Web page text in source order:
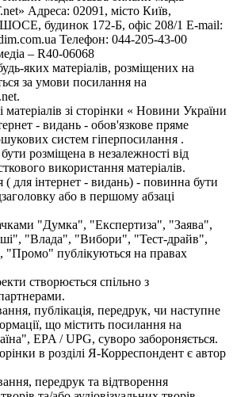
Адреса: 02091, місто Київ,
будинок 172-Б, офіс 208/1 E-mail:
Телефон: 044-205-43-00
– R40-06068
яких матеріалів, розміщених на
за умови посилання на
зі сторінки « Новини України
- видань - обов'язкове пряме
систем гіперпосилання .
розміщена в незалежності від
використання матеріалів.
( для інтернет - видань) - повинна бути
або в першому абзаці
"Думка", "Експертиза", "Заява",
"Влада", "Вибори", "Тест-драйв",
"Промо" публікуються на правах
створюється спільно з
публікація, передрук, чи наступне
що містить посилання на
EPA / UPG, суворо забороняється.
в розділі Я-Корреспондент є автор
передрук та відтворення